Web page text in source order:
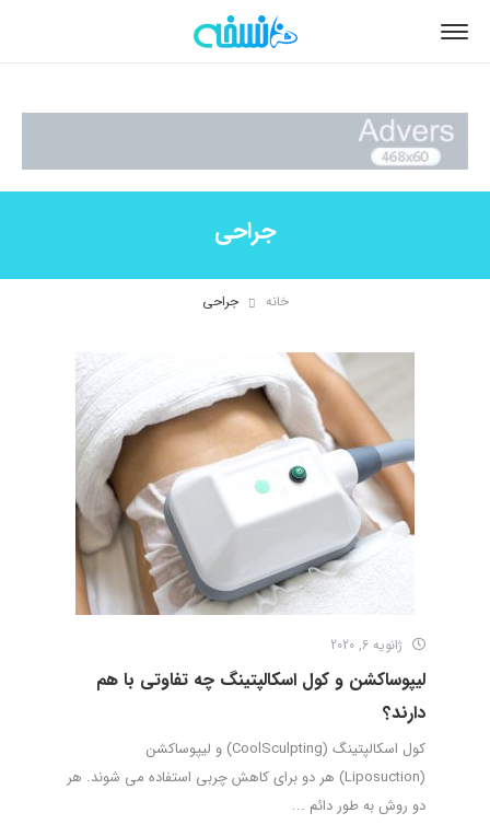
جراحی
خانه جراحی
ژانویه 6, 2020
لیپوساکشن و کول اسکالپتینگ چه تفاوتی با هم
دارند؟
کول اسکالپتینگ (CoolSculpting) و لیپوساکشن
(Liposuction) هر دو برای کاهش چربی استفاده می شوند. هر
دو روش به طور دائم ...